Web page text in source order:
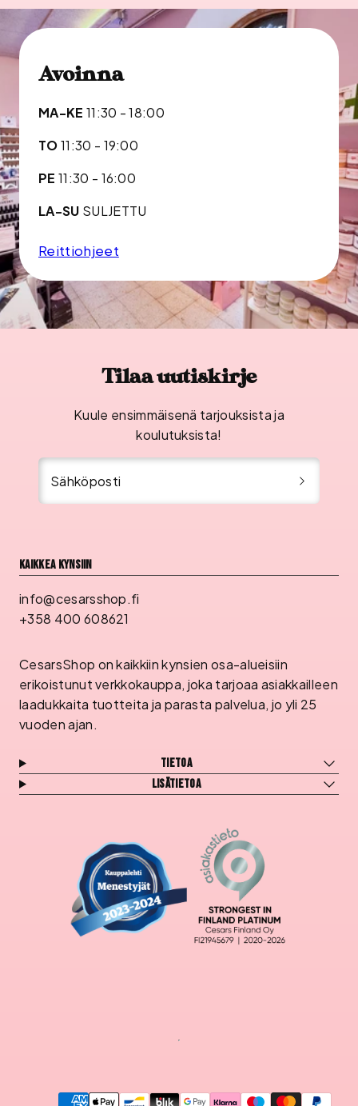
Avoinna
MA-KE 11:30 - 18:00
TO11:30 - 19:00
PE 11:30 - 16:00
LA-SU SULJETTU
Reittiohjeet
Tilaa uutiskirje
Kuule ensimmäisenä tarjouksista ja
koulutuksista!
Sähköposti
Kaikkea kynsiin
info@cesarsshop.fi
+358 400 608621
CesarsShop on kaikkiin kynsien osa-alueisiin
erikoistunut verkkokauppa, joka tarjoaa asiakkailleen
laadukkaita tuotteita ja parasta palvelua, jo yli 25
vuoden ajan.
Tietoa
Lisätietoa
Maksutavat